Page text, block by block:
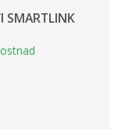
SMARTLINK